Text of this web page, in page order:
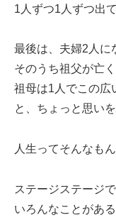
1人ずつ1人ずつ出
最後は、夫婦2人に
そのうち祖父が亡
祖母は1人でこの広
と、ちょっと思い
人生ってそんなも
ステージステージ
いろんなことがあ